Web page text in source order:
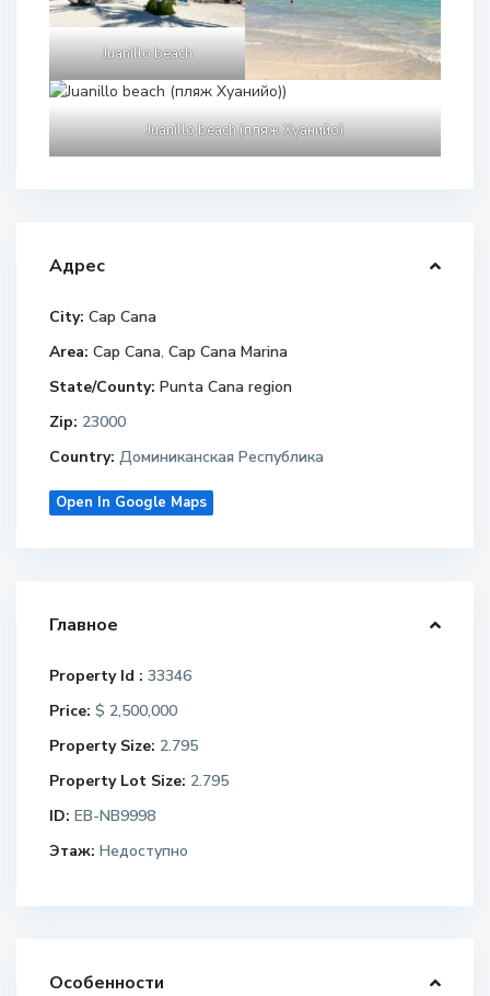
Juanillo beach
Juanillo beach (пляж Хуанийо)
Адрес
City: Cap Cana
Area: Cap Cana, Cap Cana Marina
State/County: Punta Cana region
Zip: 23000
Country: Доминиканская Республика
Open In Google Maps
Главное
Property Id : 33346
Price: $ 2,500,000
Property Size: 2.795
Property Lot Size: 2.795
ID: EB-NB9998
Этаж: Недоступно
Особенности